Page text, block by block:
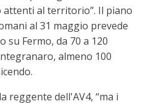
attenti al territorio”. Il piano
al 31 maggio prevede
su Fermo, da 70 a 120
almeno 100
reggente dell'AV4, “ma i